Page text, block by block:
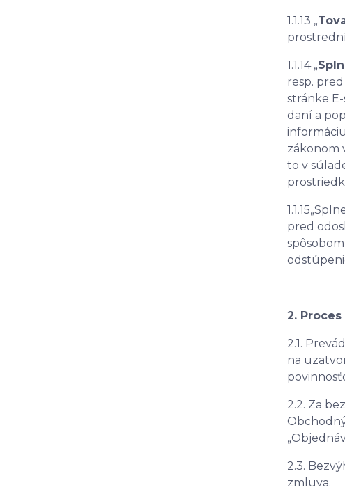
1.1.13 „
1.1.14 „
resp.
stránke
daní a
zákonom
to v
pred
2.
2.1.
na
2.2. Za
2.3.
zmluva.